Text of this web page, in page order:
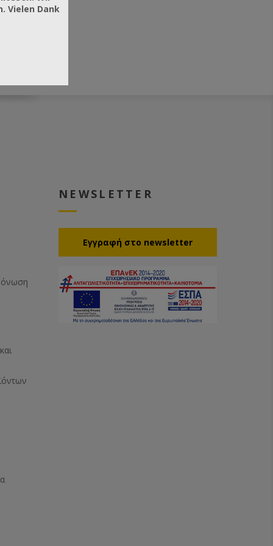
NEWSLETTER
Eγγραφή στο newsletter
Vielen Dank